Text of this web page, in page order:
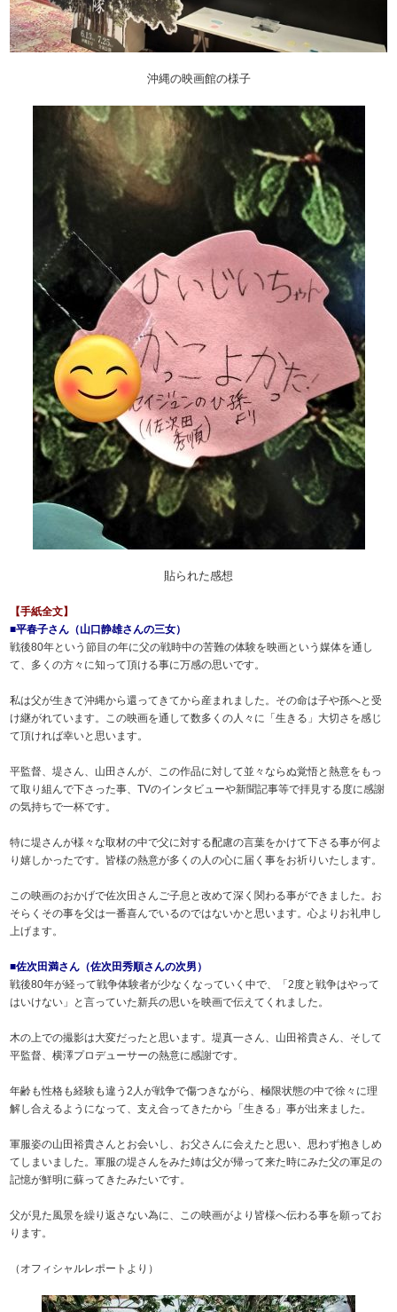
沖縄の映画館の様子
貼られた感想
【手紙全文】
■平春子さん（山口静雄さんの三女）
戦後80年という節目の年に父の戦時中の苦難の体験を映画という媒体を通し
て、多くの方々に知って頂ける事に万感の思いです。
私は父が生きて沖縄から還ってきてから産まれました。その命は子や孫へと受
け継がれています。この映画を通して数多くの人々に「生きる」大切さを感じ
て頂ければ幸いと思います。
平監督、堤さん、山田さんが、この作品に対して並々ならぬ覚悟と熱意をもっ
て取り組んで下さった事、TVのインタビューや新聞記事等で拝見する度に感謝
の気持ちで一杯です。
特に堤さんが様々な取材の中で父に対する配慮の言葉をかけて下さる事が何よ
り嬉しかったです。皆様の熱意が多くの人の心に届く事をお祈りいたします。
この映画のおかげで佐次田さんご子息と改めて深く関わる事ができました。お
そらくその事を父は一番喜んでいるのではないかと思います。心よりお礼申し
上げます。
■佐次田満さん（佐次田秀順さんの次男）
戦後80年が経って戦争体験者が少なくなっていく中で、「2度と戦争はやって
はいけない」と言っていた新兵の思いを映画で伝えてくれました。
木の上での撮影は大変だったと思います。堤真⼀さん、山田裕貴さん、そして
平監督、横澤プロデューサーの熱意に感謝です。
年齢も性格も経験も違う2人が戦争で傷つきながら、極限状態の中で徐々に理
解し合えるようになって、支え合ってきたから「生きる」事が出来ました。
軍服姿の山田裕貴さんとお会いし、お父さんに会えたと思い、思わず抱きしめ
てしまいました。軍服の堤さんをみた姉は父が帰って来た時にみた父の軍足の
記憶が鮮明に蘇ってきたみたいです。
父が見た風景を繰り返さない為に、この映画がより皆様へ伝わる事を願ってお
ります。
（オフィシャルレポートより）